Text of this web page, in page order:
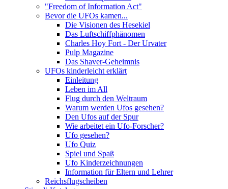
"Freedom of Information Act"
Bevor die UFOs kamen...
Die Visionen des Hesekiel
Das Luftschiffphänomen
Charles Hoy Fort - Der Urvater
Pulp Magazine
Das Shaver-Geheimnis
UFOs kinderleicht erklärt
Einleitung
Leben im All
Flug durch den Weltraum
Warum werden Ufos gesehen?
Den Ufos auf der Spur
Wie arbeitet ein Ufo-Forscher?
Ufo gesehen?
Ufo Quiz
Spiel und Spaß
Ufo Kinderzeichnungen
Information für Eltern und Lehrer
Reichsflugscheiben